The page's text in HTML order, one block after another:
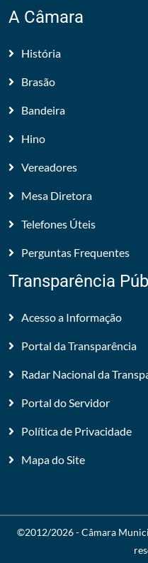
A Câmara
História
Brasão
Bandeira
Hino
Vereadores
Mesa Diretora
Telefones Úteis
Perguntas Frequentes
Transparência
Acesso a Informação
Portal da Transparência
Radar Nacional da
Portal do Servidor
Política de Privacidade
Mapa do Site
©2012/2026 -Câmara